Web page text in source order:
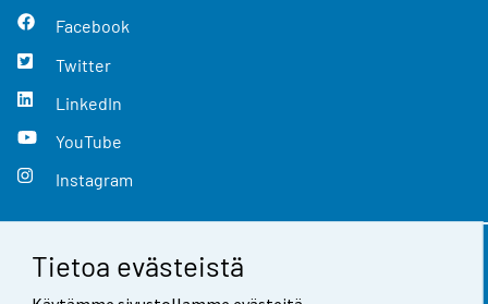
Tietoa evästeistä
Facebook
Twitter
LinkedIn
YouTube
Instagram
Yhteystiedot